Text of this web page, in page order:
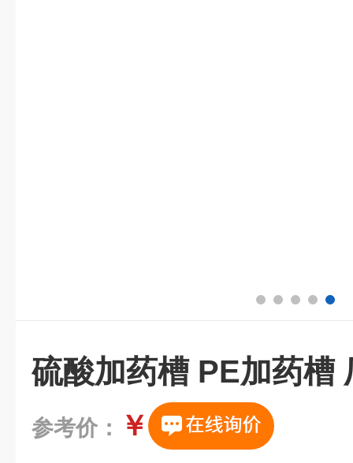
硫酸加药槽 PE加药槽
参考价： ￥